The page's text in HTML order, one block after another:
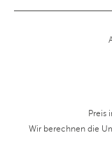
Preis
Wir berechnen die